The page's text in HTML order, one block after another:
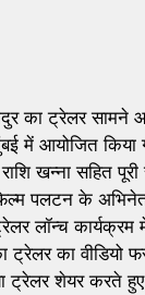
का ट्रेलर सामने
में आयोजित किया
खन्ना सहित
पलटन के
लॉन्च
ट्रेलर का वीडियो
ट्रेलर शेयर करते